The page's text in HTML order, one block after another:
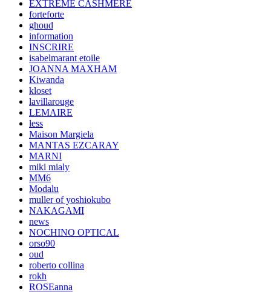
EXTREME CASHMERE
forteforte
ghoud
information
INSCRIRE
isabelmarant etoile
JOANNA MAXHAM
Kiwanda
kloset
lavillarouge
LEMAIRE
less
Maison Margiela
MANTAS EZCARAY
MARNI
miki mialy
MM6
Modalu
muller of yoshiokubo
NAKAGAMI
news
NOCHINO OPTICAL
orso90
oud
roberto collina
rokh
ROSEanna